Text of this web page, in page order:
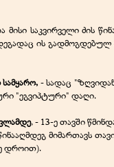
საკვირველი ძის
ის გადმოგდებულ
- სადაც
"ეგვიპტური" დაღი.
, - 13-ე თავში
მიმართავს
დროით).